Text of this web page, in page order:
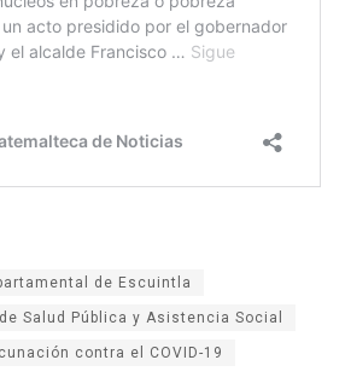
de Escuintla
Salud Pública y Asistencia Social
contra el COVID-19